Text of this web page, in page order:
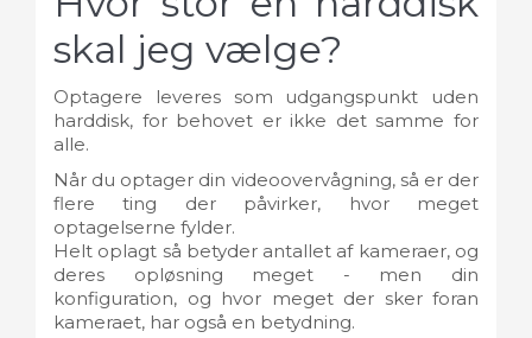
skal jeg vælge?
Optagere leveres som udgangspunkt uden
harddisk, for behovet er ikke det samme for
alle.
Når du optager din videoovervågning, så er der
flere ting der påvirker, hvor meget
optagelserne fylder.
Helt oplagt så betyder antallet af kameraer, og
deres opløsning meget - men din
konfiguration, og hvor meget der sker foran
kameraet, har også en betydning.